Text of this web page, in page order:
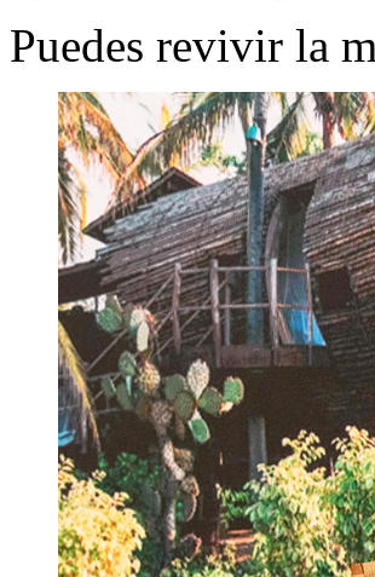
Puedes revivir la